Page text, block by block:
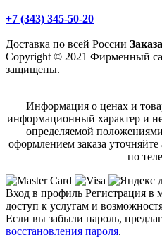
+7 (343) 345-50-20
Доставка по всей России
Copyright © 2021 Фирменный
защищены.
Информация о ценах и
информационный характер и
определяемой
оформлением заказа
по
Вход в профиль Регистрация в
доступ к услугам и
Если вы забыли пароль,
восстановления пароля.